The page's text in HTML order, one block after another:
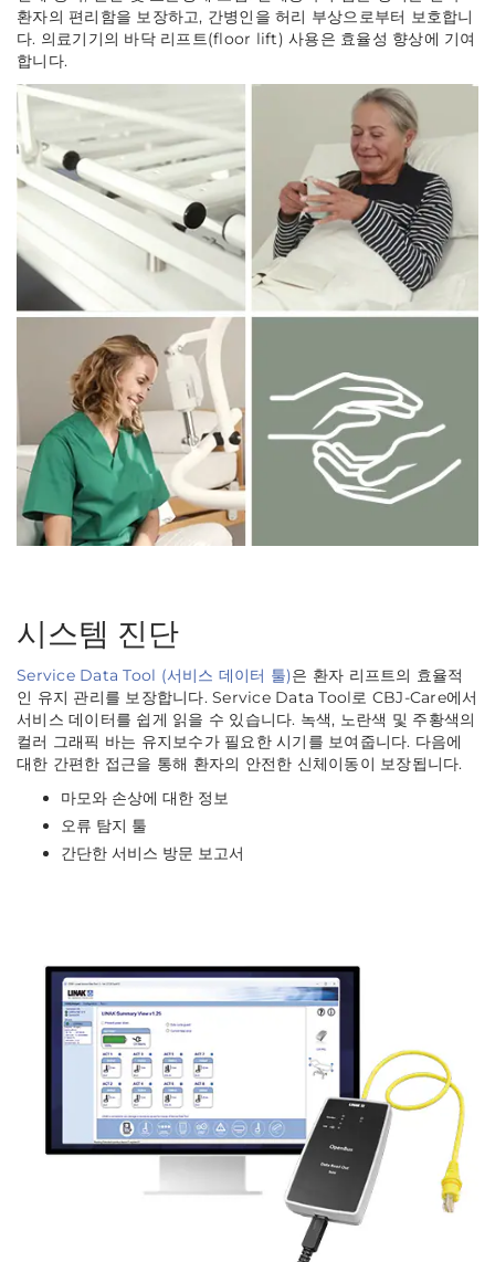
환자의 편리함을 보장하고, 간병인을 허리 부상으로부터 보호합니
다. 의료기기의 바닥 리프트(floor lift) 사용은 효율성 향상에 기여
합니다.
시스템 진단
Service Data Tool (서비스 데이터 툴)은 환자 리프트의 효율적
인 유지 관리를 보장합니다. Service Data Tool로 CBJ-Care에서
서비스 데이터를 쉽게 읽을 수 있습니다. 녹색, 노란색 및 주황색의
컬러 그래픽 바는 유지보수가 필요한 시기를 보여줍니다. 다음에
대한 간편한 접근을 통해 환자의 안전한 신체이동이 보장됩니다.
마모와 손상에 대한 정보
오류 탐지 툴
간단한 서비스 방문 보고서